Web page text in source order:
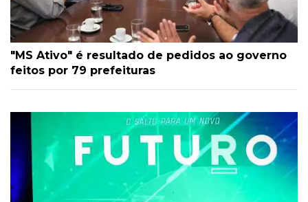
"MS Ativo" é resultado de pedidos ao governo
feitos por 79 prefeituras